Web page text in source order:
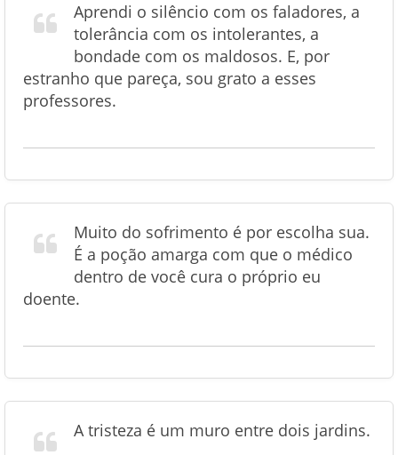
Aprendi o silêncio com os faladores, a
tolerância com os intolerantes, a
bondade com os maldosos. E, por
estranho que pareça, sou grato a esses
professores.
Muito do sofrimento é por escolha sua.
É a poção amarga com que o médico
dentro de você cura o próprio eu
doente.
A tristeza é um muro entre dois jardins.